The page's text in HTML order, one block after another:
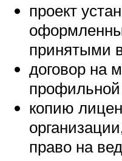
проект
принятыми
договор на
профильной
копию
право на